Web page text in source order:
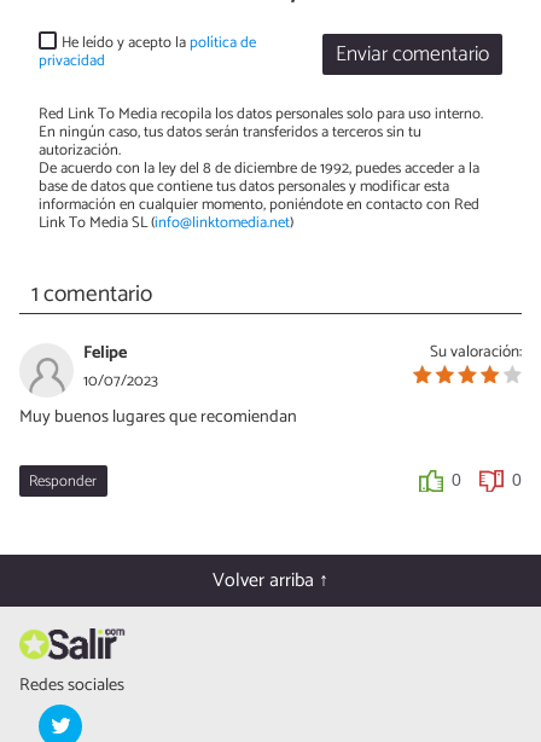
Enviar comentario
He leído y acepto lapolítica de
privacidad
Red Link To Media recopila los datos personales solo para uso interno.
En ningún caso, tus datos serán transferidos a terceros sin tu
autorización.
De acuerdo con la ley del 8 de diciembre de 1992, puedes acceder a la
base de datos que contiene tus datos personales y modificar esta
información en cualquier momento, poniéndote en contacto con Red
Link To Media SL (info@linktomedia.net)
1 comentario
Su valoración:
Felipe
10/07/2023
Muy buenos lugares que recomiendan
Responder 0 0
Volver arriba ↑
Redes sociales